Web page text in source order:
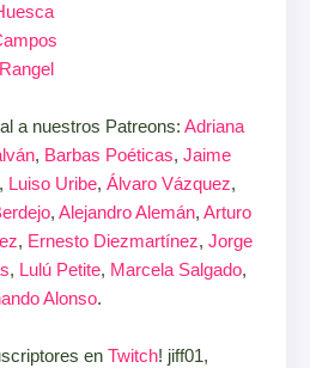
a nuestros Patreons: Adriana
, Barbas Poéticas, Jaime
, Luiso Uribe, Álvaro Vázquez,
, Alejandro Alemán, Arturo
, Ernesto Diezmartínez, Jorge
, Lulú Petite, Marcela Salgado,
Alonso.
en Twitch! jiff01,